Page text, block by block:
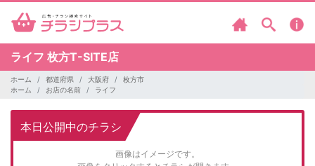
ライフ 枚方T-SITE店
ホーム 都道府県 大阪府
枚方市
ホーム
お店の名前 ライフ
本日公開中のチラシ
画像はイメージです。